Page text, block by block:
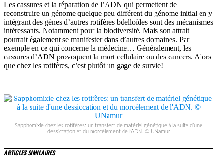
Les cassures et la réparation de l’ADN qui permettent de
reconstruire un génome quelque peu différent du génome initial en y
intégrant des gènes d’autres rotifères bdelloïdes sont des mécanismes
intéressants. Notamment pour la biodiversité. Mais son attrait
pourrait également se manifester dans d’autres domaines. Par
exemple en ce qui concerne la médecine… Généralement, les
cassures d’ADN provoquent la mort cellulaire ou des cancers. Alors
que chez les rotifères, c’est plutôt un gage de survie!
Sapphomixie chez les rotifères: un transfert de matériel génétique à la suite d’une
dessiccation et du morcèlement de l’ADN. © UNamur
ARTICLES SIMILAIRES